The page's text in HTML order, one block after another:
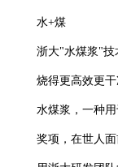
水+煤
浙大"水煤浆"技术
烧得更高效更干
水煤浆，一种用
奖项，在世人面